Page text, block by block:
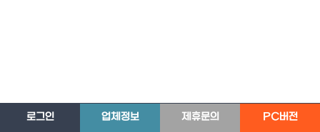
로그인 업체정보 제휴문의 PC버전